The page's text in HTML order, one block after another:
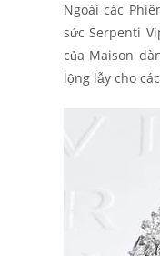
Ngoài các
sức Serpenti
của Maison
lộng lẫy cho